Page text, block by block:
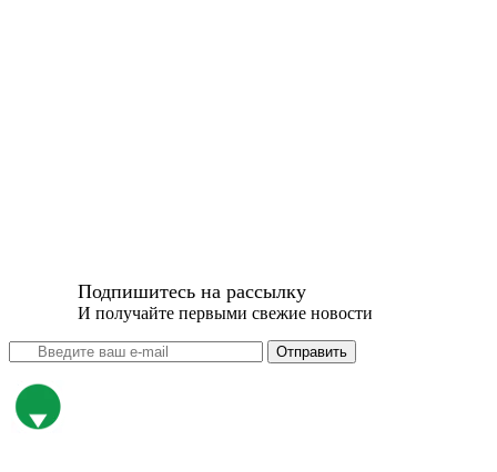
Подпишитесь на рассылку
И получайте первыми свежие новости
Отправить